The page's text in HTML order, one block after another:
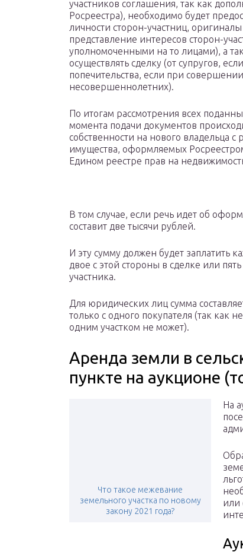
участников соглашения, так как
Росреестра), необходимо будет
личности сторон-участниц,
представление интересов сторон-
уполномоченными на то лицами), а
осуществлять сделку (от супругов,
попечительства, если при
несовершеннолетних).
По итогам рассмотрения всех
момента подачи документов
собственности на нового владельца
имущества, оформляемых
Едином реестре прав на
В том случае, если речь идет об
составит две тысячи рублей.
И эту сумму должен будет заплатить
двое с этой стороны в сделке или
участника.
Для юридических лиц сумма
только с одного покупателя (так как
одним участком не может).
Аренда земли в
пункте на аукционе
Что такое межевание
земельного участка по новому
закону 2021 года?
На
или